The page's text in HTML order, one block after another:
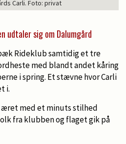
Carli. Foto: privat
udtaler sig om Dalumgård
Rideklub samtidig et tre
med blandt andet kåring
i spring. Et stævne hvor Carli
i.
æret med et minuts stilhed
fra klubben og flaget gik på